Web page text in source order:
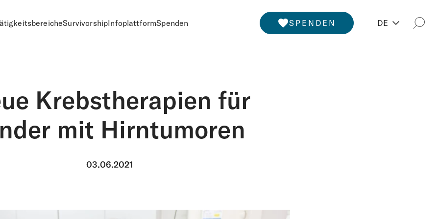
SurvivorshipInfoplattformSpenden SPENDEN DE
Krebstherapien für
mit Hirntumoren
03.06.2021